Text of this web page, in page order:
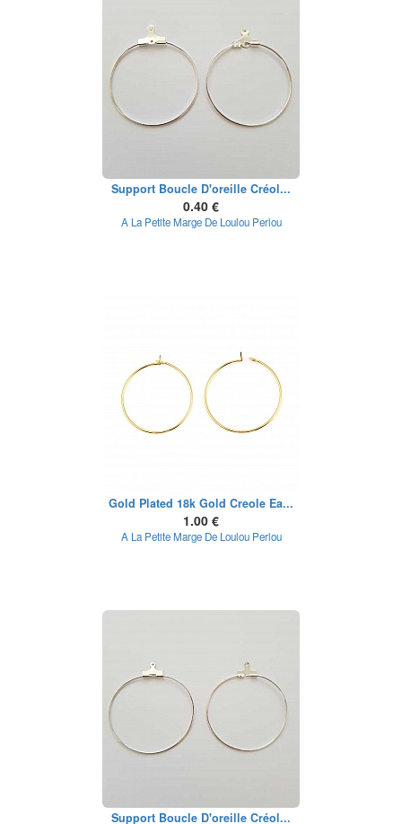
Support Boucle D'oreille Créol...
0.40 €
A La Petite Marge De Loulou Perlou
Gold Plated 18k Gold Creole Ea...
1.00 €
A La Petite Marge De Loulou Perlou
Support Boucle D'oreille Créol...